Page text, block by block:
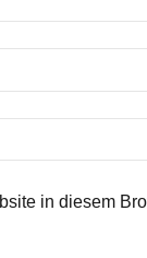
in diesem